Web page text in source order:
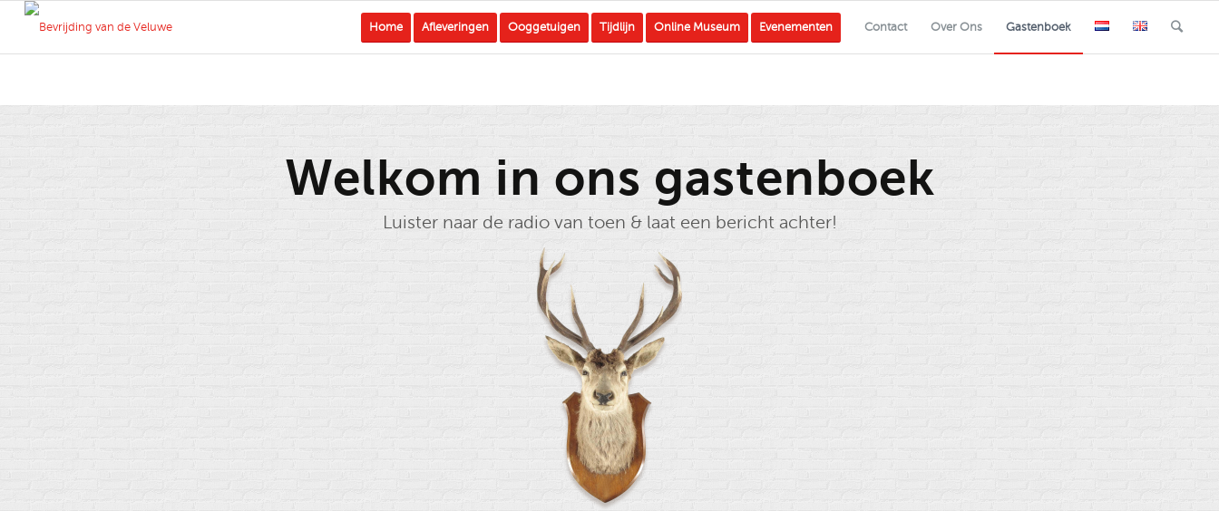
Home Afleveringen Ooggetuigen Tijdlijn Online Museum Evenementen Contact Over Ons Gastenboek
Welkom in ons gastenboek
Luister naar de radio van toen & laat een bericht achter!